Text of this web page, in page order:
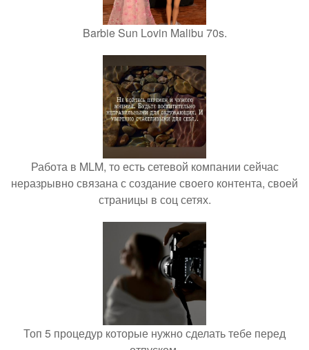
Barbie Sun Lovin Malibu 70s.
Работа в MLM, то есть сетевой компании сейчас
неразрывно связана с создание своего контента, своей
страницы в соц сетях.
Топ 5 процедур которые нужно сделать тебе перед